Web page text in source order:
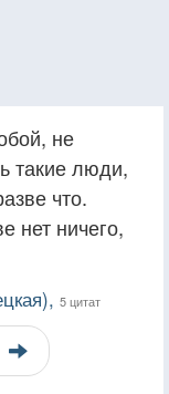
не
такие люди,
что.
нет ничего,
5 цитат